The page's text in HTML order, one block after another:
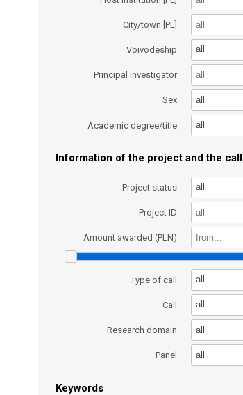
City/town [PL]
Voivodeship all
Principal investigator
Sex all
Academic degree/title all
Information of the project and the call
Project status all
Project ID
Amount awarded (PLN)
Type of call all
Call all
Research domain all
Panel all
Keywords